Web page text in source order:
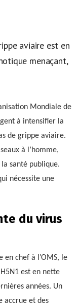
aviaire est en
menaçant,
Mondiale de
à intensifier la
de grippe aviaire.
à l’homme,
santé publique.
nécessite une
du virus
en chef à l’OMS, le
est en nette
années. Un
accrue et des